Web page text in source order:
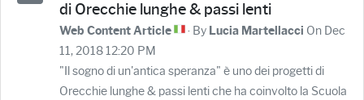
di Orecchie lunghe & passi lenti
Web Content Article · By Lucia Martellacci On Dec
11, 2018 12:20 PM
"Il sogno di un'antica speranza" è uno dei progetti di
Orecchie lunghe & passi lenti che ha coinvolto la Scuola